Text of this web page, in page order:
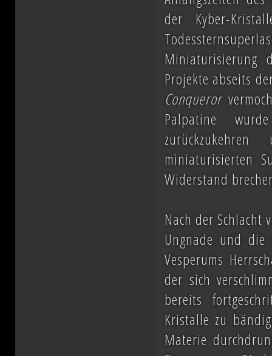
der Kyber-
Miniaturisierung
Projekte abseits
Conqueror
Palpatine
miniaturisierten
Widerstand
Nach der Schlacht
Ungnade und
Vesperums
der sich
bereits
Kristalle zu
Materie